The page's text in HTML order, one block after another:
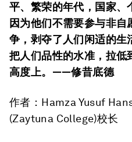
平、繁荣的年代，国家、
因为他们不需要参与非
争，剥夺了人们闲适的生
把人们品性的水准，拉低
高度上。 ——修昔底德
作者：Hamza Yusuf
(Zaytuna College)校长